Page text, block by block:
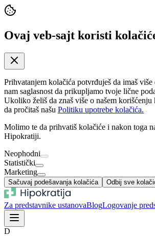
Ovaj veb-sajt koristi
Prihvatanjem kolačića potvrđuješ da imaš
nam saglasnost da prikupljamo tvoje lične
Ukoliko želiš da znaš više o našem
da pročitaš našu Politiku upotrebe kolačića.
Molimo te da prihvatiš kolačiće i nakon toga
Hipokratiji.
Neophodni
Statistički
Marketing
Sačuvaj podešavanja kolačića Odbij sve
Za predstavnike ustanovaBlogLogovanje
D